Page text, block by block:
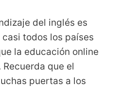
del inglés es
todos los países
la educación online
que el
puertas a los